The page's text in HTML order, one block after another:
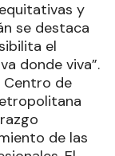
y
se destaca
el
donde viva”.
Centro de
de las